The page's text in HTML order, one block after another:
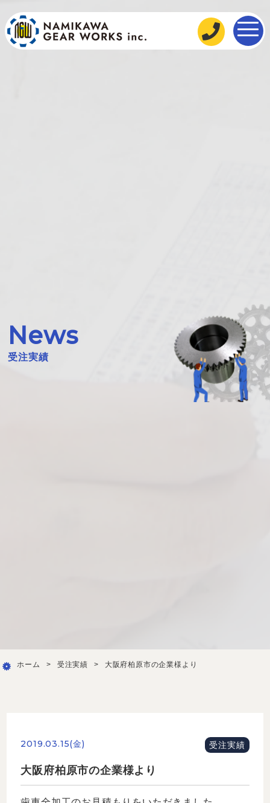
News
受注実績
ホーム > 受注実績 > 大阪府柏原市の企業様より
2019.03.15(金) 受注実績
大阪府柏原市の企業様より